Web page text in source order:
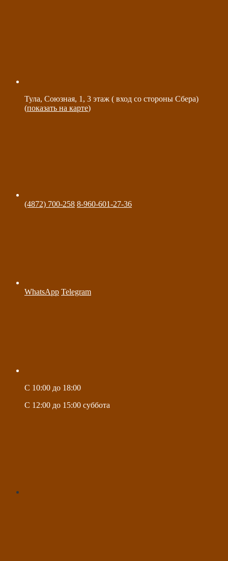
Тула, Союзная, 1, 3 этаж ( вход со стороны Сбера)
(показать на карте)
(4872) 700-258 8-960-601-27-36
WhatsApp Telegram
C 10:00 до 18:00
C 12:00 до 15:00 суббота